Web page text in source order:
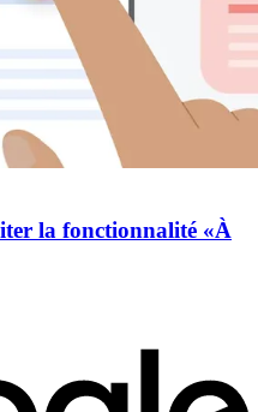
la fonctionnalité «À